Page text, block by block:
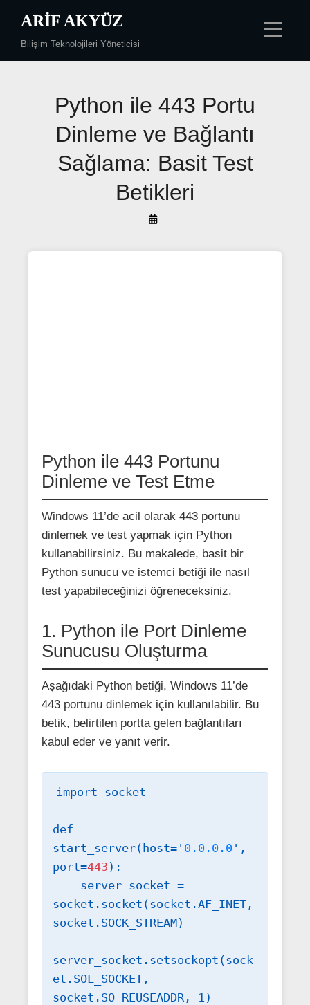
content
ARIF AKYÜZ
Bilişim Teknolojileri Yöneticisi
Python ile 443 Portu
Dinleme ve Bağlantı
Sağlama: Basit Test
Betikleri
By
Akyüz
Python ile 443 Portunu
Dinleme ve Test Etme
Windows 11’de acil olarak 443 portunu
dinlemek ve test yapmak için Python
kullanabilirsiniz. Bu makalede, basit bir
Python sunucu ve istemci betiği ile nasıl
test yapabileceğinizi öğreneceksiniz.
1. Python ile Port Dinleme
Sunucusu Oluşturma
Aşağıdaki Python betiği, Windows 11’de
443 portunu dinlemek için kullanılabilir. Bu
betik, belirtilen portta gelen bağlantıları
kabul eder ve yanıt verir.
import socket
def
start_server(host=' 0.0.0.0 ',
port=443 ):
socket.socket(socket.AF_INET,
socket.SOCK_STREAM)
server_socket.setsockopt(sock
et.SOL_SOCKET,
socket.SO_REUSEADDR, 1)